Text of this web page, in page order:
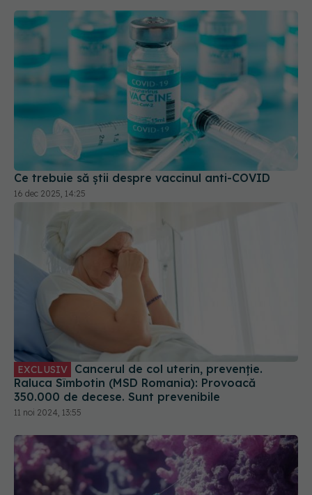
Ce trebuie să știi despre vaccinul anti-COVID
16 dec 2025, 14:25
EXCLUSIV Cancerul de col uterin, prevenție.
Raluca Sîmbotin (MSD Romania): Provoacă
350.000 de decese. Sunt prevenibile
11 noi 2024, 13:55